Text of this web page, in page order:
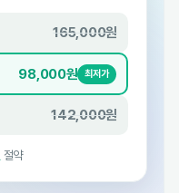
165,000원
98,000원 최저가
142,000원
절약